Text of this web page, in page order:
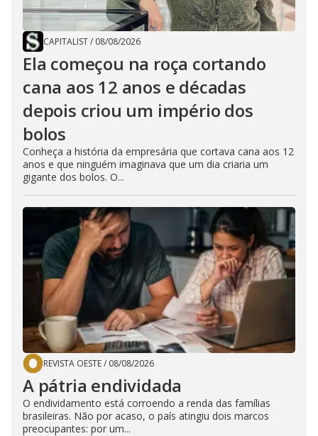
CAPITALIST/ 08/08/2026
Ela começou na roça cortando
cana aos 12 anos e décadas
depois criou um império dos
bolos
Conheça a história da empresária que cortava cana aos 12
anos e que ninguém imaginava que um dia criaria um
gigante dos bolos. O...
REVISTA OESTE/ 08/08/2026
A pátria endividada
O endividamento está corroendo a renda das famílias
brasileiras. Não por acaso, o país atingiu dois marcos
preocupantes: por um...